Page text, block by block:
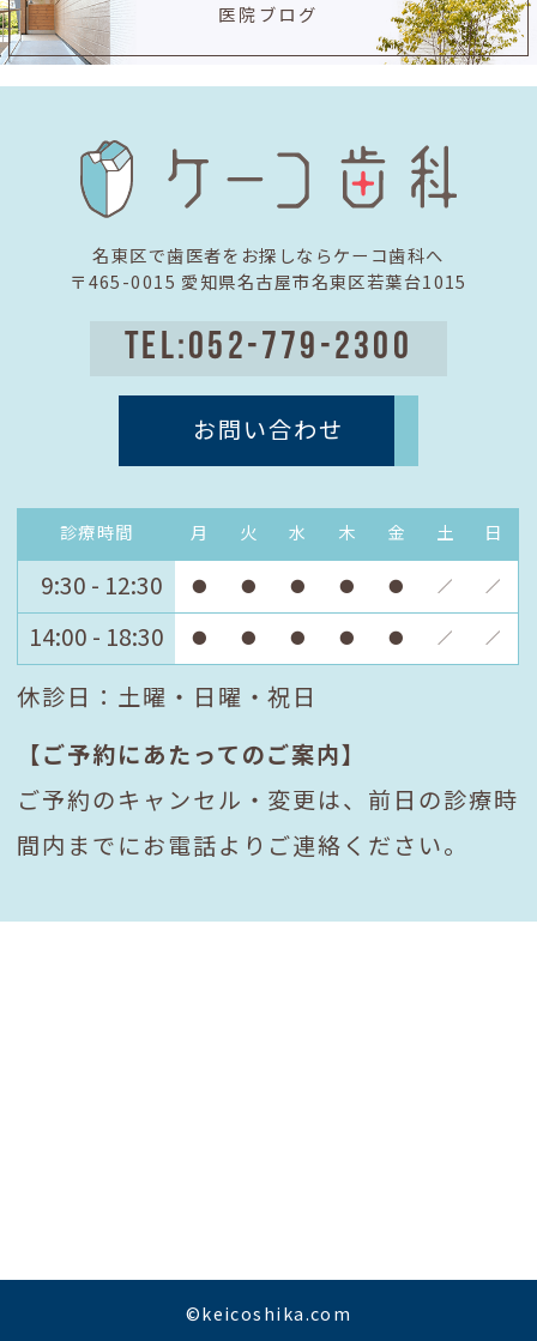
医院ブログ
名東区で歯医者をお探しならケーコ歯科へ
〒465-0015 愛知県名古屋市名東区若葉台1015
TEL:052-779-2300
お問い合わせ
診療時間 月 火 水 木 金 土 日
9:30 - 12:30 ● ● ● ● ● ／ ／
14:00 - 18:30 ● ● ● ● ● ／ ／
休診日：土曜・日曜・祝日
【ご予約にあたってのご案内】
ご予約のキャンセル・変更は、前日の診療時
間内までにお電話よりご連絡ください。
©keicoshika.com